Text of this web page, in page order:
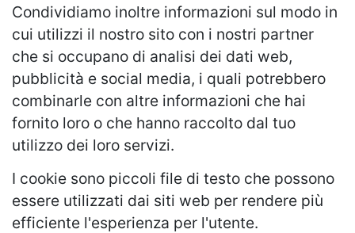
Condividiamo inoltre informazioni sul modo in
cui utilizzi il nostro sito con i nostri partner
che si occupano di analisi dei dati web,
pubblicità e social media, i quali potrebbero
combinarle con altre informazioni che hai
fornito loro o che hanno raccolto dal tuo
utilizzo dei loro servizi.
I cookie sono piccoli file di testo che possono
essere utilizzati dai siti web per rendere più
efficiente l'esperienza per l'utente.